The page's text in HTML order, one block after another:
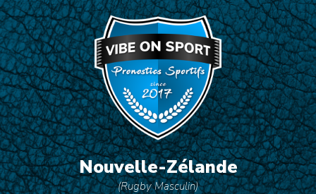
Nouvelle-Zélande
(Rugby Masculin)